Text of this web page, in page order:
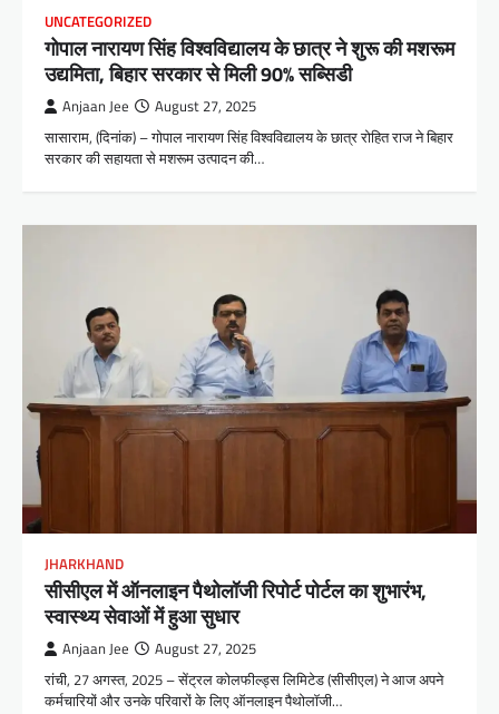
UNCATEGORIZED
गोपाल नारायण सिंह विश्वविद्यालय के छात्र ने शुरू की मशरूम
उद्यमिता, बिहार सरकार से मिली 90% सब्सिडी
Anjaan Jee August 27, 2025
सासाराम, (दिनांक) – गोपाल नारायण सिंह विश्वविद्यालय के छात्र रोहित राज ने बिहार
सरकार की सहायता से मशरूम उत्पादन की…
JHARKHAND
सीसीएल में ऑनलाइन पैथोलॉजी रिपोर्ट पोर्टल का शुभारंभ,
स्वास्थ्य सेवाओं में हुआ सुधार
Anjaan Jee August 27, 2025
रांची, 27 अगस्त, 2025 – सेंट्रल कोलफील्ड्स लिमिटेड (सीसीएल) ने आज अपने
कर्मचारियों और उनके परिवारों के लिए ऑनलाइन पैथोलॉजी…